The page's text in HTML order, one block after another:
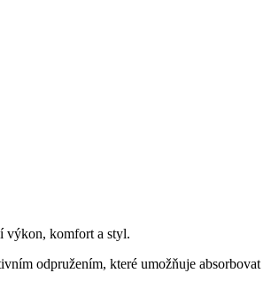
výkon, komfort a styl.
odpružením, které umožňuje absorbovat